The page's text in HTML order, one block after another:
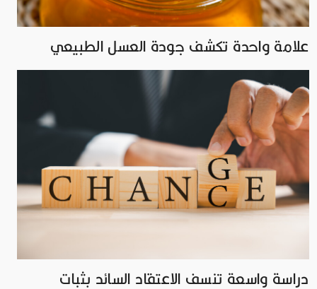
علامة واحدة تكشف جودة العسل الطبيعي
دراسة واسعة تنسف الاعتقاد السائد بثبات